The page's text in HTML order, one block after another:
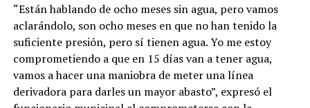
“Están hablando de ocho meses sin agua, pero vamos
aclarándolo, son ocho meses en que no han tenido la
suficiente presión, pero sí tienen agua. Yo me estoy
comprometiendo a que en 15 días van a tener agua,
vamos a hacer una maniobra de meter una línea
derivadora para darles un mayor abasto”, expresó el